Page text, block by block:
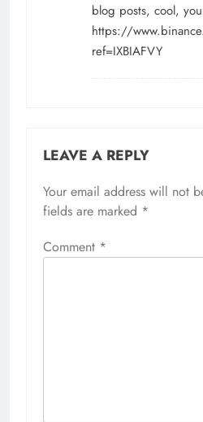
blog posts, cool,
https://
ref=IXBIAFVY
LEAVE A REPLY
Your email address will not
fields are marked *
Comment *